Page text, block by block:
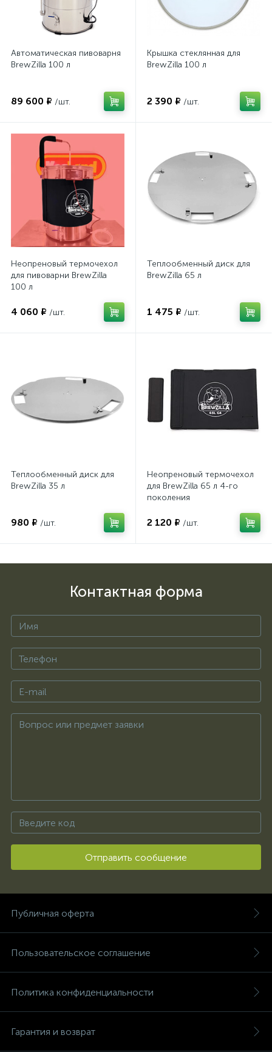
Автоматическая пивоварня
BrewZilla 100 л
89 600 ₽ /шт.
Крышка стеклянная для
BrewZilla 100 л
2 390 ₽ /шт.
Неопреновый термочехол
для пивоварни BrewZilla
100 л
4 060 ₽ /шт.
Теплообменный диск для
BrewZilla 65 л
1 475 ₽ /шт.
Теплообменный диск для
BrewZilla 35 л
980 ₽ /шт.
Неопреновый термочехол
для BrewZilla 65 л 4-го
поколения
2 120 ₽ /шт.
Контактная форма
Отправить сообщение
Публичная оферта
Пользовательское соглашение
Политика конфиденциальности
Гарантия и возврат